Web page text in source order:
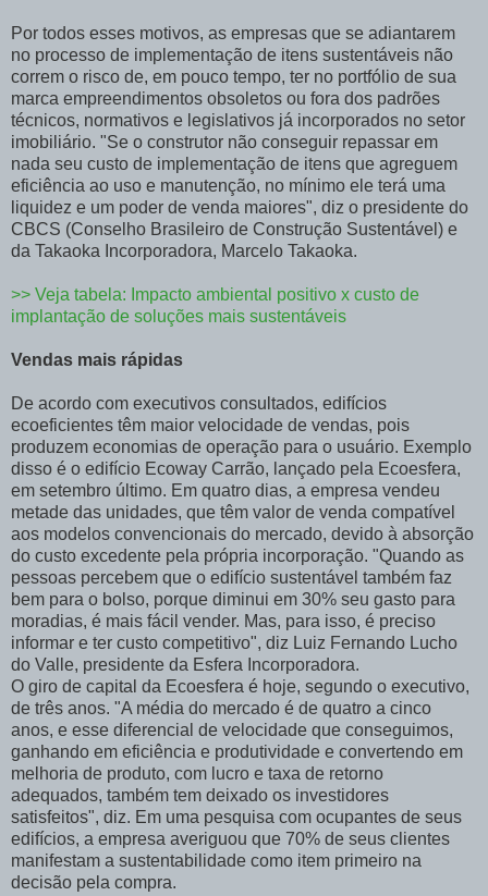
Por todos esses motivos, as empresas que se adiantarem
no processo de implementação de itens sustentáveis não
correm o risco de, em pouco tempo, ter no portfólio de sua
marca empreendimentos obsoletos ou fora dos padrões
técnicos, normativos e legislativos já incorporados no setor
imobiliário. "Se o construtor não conseguir repassar em
nada seu custo de implementação de itens que agreguem
eficiência ao uso e manutenção, no mínimo ele terá uma
liquidez e um poder de venda maiores", diz o presidente do
CBCS (Conselho Brasileiro de Construção Sustentável) e
da Takaoka Incorporadora, Marcelo Takaoka.
>> Veja tabela: Impacto ambiental positivo x custo de
implantação de soluções mais sustentáveis
Vendas mais rápidas
De acordo com executivos consultados, edifícios
ecoeficientes têm maior velocidade de vendas, pois
produzem economias de operação para o usuário. Exemplo
disso é o edifício Ecoway Carrão, lançado pela Ecoesfera,
em setembro último. Em quatro dias, a empresa vendeu
metade das unidades, que têm valor de venda compatível
aos modelos convencionais do mercado, devido à absorção
do custo excedente pela própria incorporação. "Quando as
pessoas percebem que o edifício sustentável também faz
bem para o bolso, porque diminui em 30% seu gasto para
moradias, é mais fácil vender. Mas, para isso, é preciso
informar e ter custo competitivo", diz Luiz Fernando Lucho
do Valle, presidente da Esfera Incorporadora.
O giro de capital da Ecoesfera é hoje, segundo o executivo,
de três anos. "A média do mercado é de quatro a cinco
anos, e esse diferencial de velocidade que conseguimos,
ganhando em eficiência e produtividade e convertendo em
melhoria de produto, com lucro e taxa de retorno
adequados, também tem deixado os investidores
satisfeitos", diz. Em uma pesquisa com ocupantes de seus
edifícios, a empresa averiguou que 70% de seus clientes
manifestam a sustentabilidade como item primeiro na
decisão pela compra.